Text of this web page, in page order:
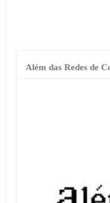
Além das Redes de